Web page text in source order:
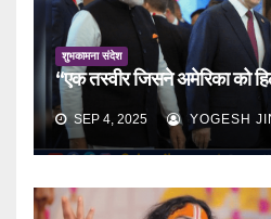
शुभकामना संदेश
“एक तस्वीर जिसने अमेरिका को
SEP 4, 2025 YOGESH